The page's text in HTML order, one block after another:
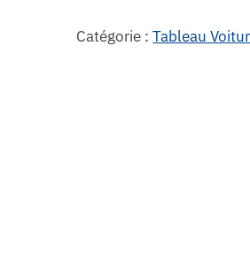
Catégorie :Tableau